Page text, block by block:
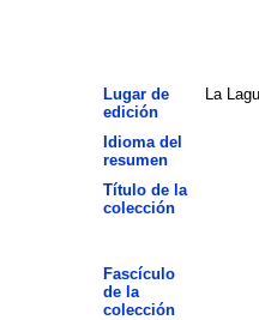
Lugar de
edición
La
Idioma del
resumen
Título de la
colección
Fascículo
de la
colección